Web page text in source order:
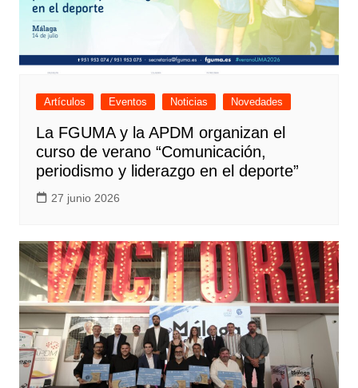
Artículos Eventos Noticias Novedades
La FGUMA y la APDM organizan el
curso de verano “Comunicación,
periodismo y liderazgo en el deporte”
27 junio 2026